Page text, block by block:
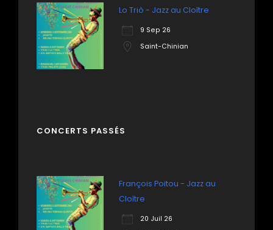
Lo Triò - Jazz au Cloître
9 Sep 26
Saint-Chinian
CONCERTS PASSÉS
François Poitou - Jazz au
Cloître
20 Juil 26